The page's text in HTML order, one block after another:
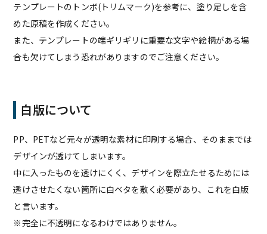
テンプレートのトンボ(トリムマーク)を参考に、塗り足しを含
めた原稿を作成ください。
また、テンプレートの端ギリギリに重要な文字や絵柄がある場
合も欠けてしまう恐れがありますのでご注意ください。
白版について
PP、PETなど元々が透明な素材に印刷する場合、そのままでは
デザインが透けてしまいます。
中に入ったものを透けにくく、デザインを際立たせるためには
透けさせたくない箇所に白ベタを敷く必要があり、これを白版
と言います。
※完全に不透明になるわけではありません。